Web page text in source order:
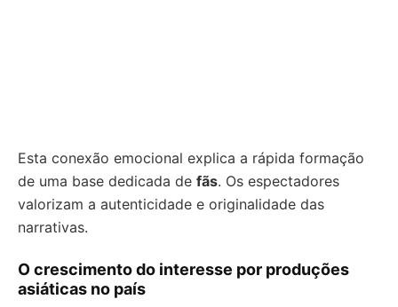
Esta conexão emocional explica a rápida formação
de uma base dedicada de fãs. Os espectadores
valorizam a autenticidade e originalidade das
narrativas.
O crescimento do interesse por produções
asiáticas no país